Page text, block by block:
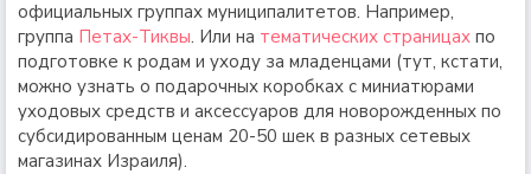
официальных группах муниципалитетов. Например,
группа Петах-Тиквы. Или на тематических страницах по
подготовке к родам и уходу за младенцами (тут, кстати,
можно узнать о подарочных коробках с миниатюрами
уходовых средств и аксессуаров для новорожденных по
субсидированным ценам 20-50 шек в разных сетевых
магазинах Израиля).